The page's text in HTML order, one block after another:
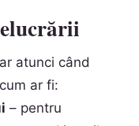
atunci când
ar fi:
– pentru